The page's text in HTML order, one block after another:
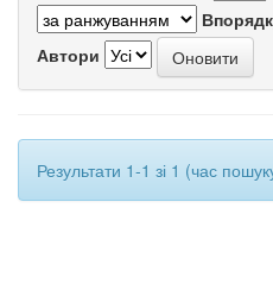
Автори
Результати 1-1 зі 1 (час